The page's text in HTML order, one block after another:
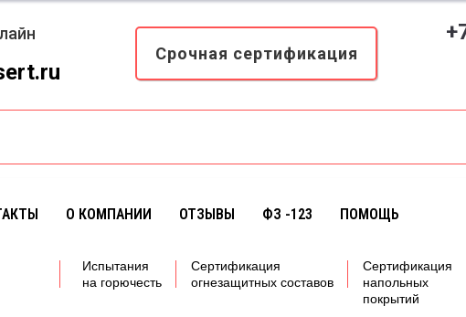
Срочная сертификация
О КОМПАНИИ ОТЗЫВЫ ФЗ -123 ПОМОЩЬ
Испытания
на горючесть
Сертификация
огнезащитных составов
Сертификация
напольных
покрытий